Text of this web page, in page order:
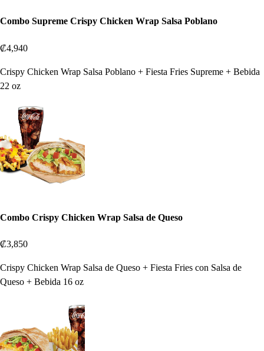
Combo Supreme Crispy Chicken Wrap Salsa Poblano
₡4,940
Crispy Chicken Wrap Salsa Poblano + Fiesta Fries Supreme + Bebida
22 oz
Combo Crispy Chicken Wrap Salsa de Queso
₡3,850
Crispy Chicken Wrap Salsa de Queso + Fiesta Fries con Salsa de
Queso + Bebida 16 oz